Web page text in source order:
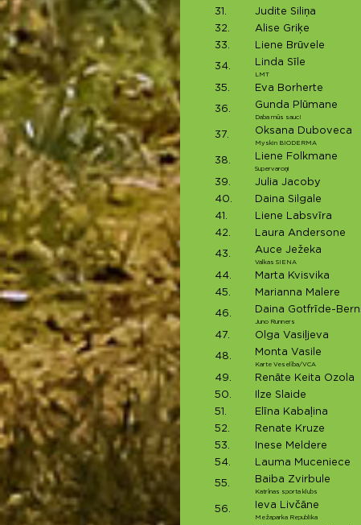
31.
Judite Siliņa
32.
Alise Griķe
33.
Liene Brūvele
34. Linda Sīle
LMT
35. Eva Borherte
36. Gunda Plūmane
Daba mūs sauc!
37. Oksana Duboveca
Myskin BIODERMA
38. Liene Folkmane
Supervaroņi
39. Julia Jacoby
40.
Daina Silgale
41.
Liene Labsvīra
42.
Laura Andersone
43. Auce Ježeka
Valkas SIENA
44. Marta Kvisvika
45.
Marianna Malere
46. Daina Gotfrīde-
Juno Runners
47. Olga Vasiļjeva
48. Monta Vasile
Karte Veselība/VCA
49. Renāte Keita Ozola
50.
Ilze Slaide
51.
Elīna Kabaļina
52.
Renate Kruze
53.
Inese Meldere
54.
Lauma Muceniece
55. Baiba Zvirbule
Katrīnas sporta klubs
56. Ieva Livčāne
Mežaparka Republika